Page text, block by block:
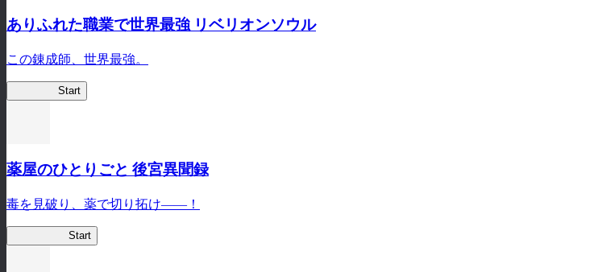
ありふれた職業で世界最強 リベリオンソウル
この錬成師、世界最強。
Start
薬屋のひとりごと 後宮異聞録
毒を見破り、薬で切り拓け――！
Start